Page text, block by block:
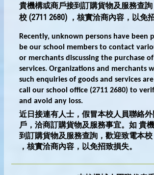
貴機構或商戶接到訂購貨物及服務查
校 (2711 2680) ，核實洽商內容，以免
Recently, unknown persons have been
be our school members to contact
or merchants discussing the purchase
services. Organizations and merchants
such enquiries of goods and services
call our school office (2711 2680) to
and avoid any loss.
近日接連有人士，假冒本校人員聯絡
戶，洽商訂購貨物及服務事宜。如 貴
到訂購貨物及服務查詢，歡迎致電本校
，核實洽商內容，以免招致損失。